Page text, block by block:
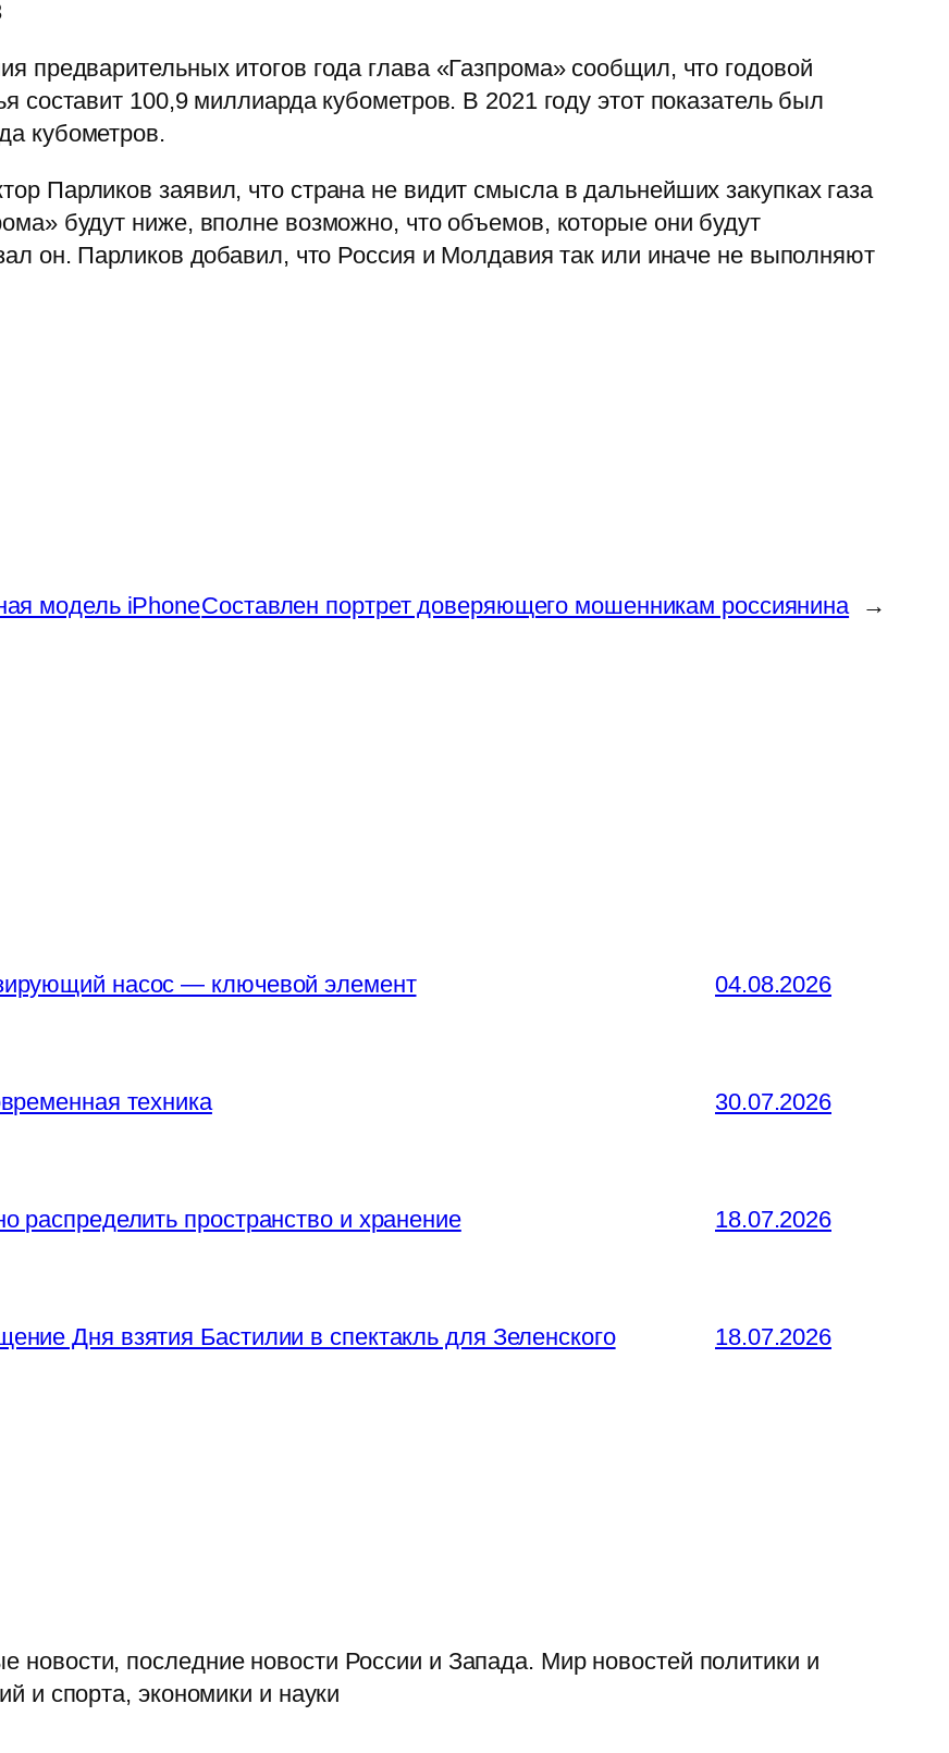
предварительных итогов года глава «Газпрома» сообщил, что годовой
составит 100,9 миллиарда кубометров. В 2021 году этот показатель был
кубометров.
Парликов заявил, что страна не видит смысла в дальнейших закупках газа
будут ниже, вполне возможно, что объемов, которые они будут
он. Парликов добавил, что Россия и Молдавия так или иначе не выполняют
модель iPhoneСоставлен портрет доверяющего мошенникам россиянина →
насос — ключевой элемент 04.08.2026
техника 30.07.2026
распределить пространство и хранение 18.07.2026
Дня взятия Бастилии в спектакль для Зеленского 18.07.2026
последние новости России и Запада. Мир новостей политики и
и спорта, экономики и науки